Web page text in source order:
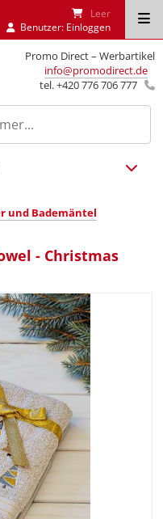
Promo Direct – Werbartikel
info@promodirect.de
tel. +420 776 706 777
Leer
Benutzer: Einloggen
und Bademäntel
- Christmas